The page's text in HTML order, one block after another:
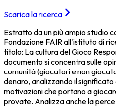
Scarica la ricerca
Estratto da un più ampio studio
Fondazione FAIR all'istituto di
titolo: La cultura del Gioco
documento si concentra sulle
comunità (giocatori e non
denaro, analizzando il
motivazioni che portano a
provate. Analizza anche la